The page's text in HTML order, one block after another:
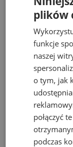
wyjątkową
edukacyjne, które
myślą o
dziecka
Szukasz
Pinky Pals to
idealny na
większego
Daj się zaprosić
historie ze
plików
funkcje
naszej
o tym, jak
połączyć
podczas